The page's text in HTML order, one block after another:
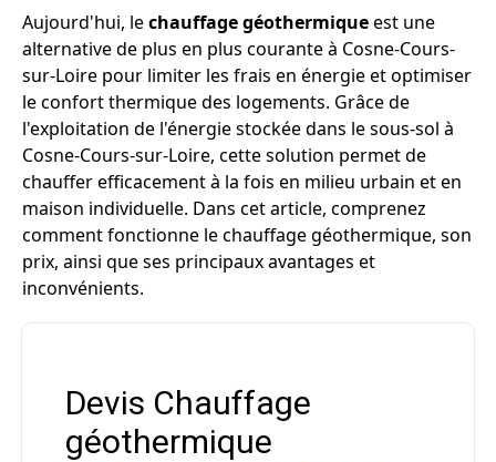
Aujourd'hui, lechauffage géothermiqueest une
alternative de plus en plus courante à Cosne-Cours-
sur-Loire pour limiter les frais en énergie et optimiser
le confort thermique des logements. Grâce de
l'exploitation de l'énergie stockée dans le sous-sol à
Cosne-Cours-sur-Loire, cette solution permet de
chauffer efficacement à la fois en milieu urbain et en
maison individuelle. Dans cet article, comprenez
comment fonctionne le chauffage géothermique, son
prix, ainsi que ses principaux avantages et
inconvénients.
Devis Chauffage
géothermique